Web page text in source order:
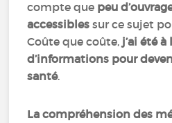
compte que peu
accessibles sur ce sujet
Coûte que coûte, j’ai été
d’informations pour
santé.
La compréhension des